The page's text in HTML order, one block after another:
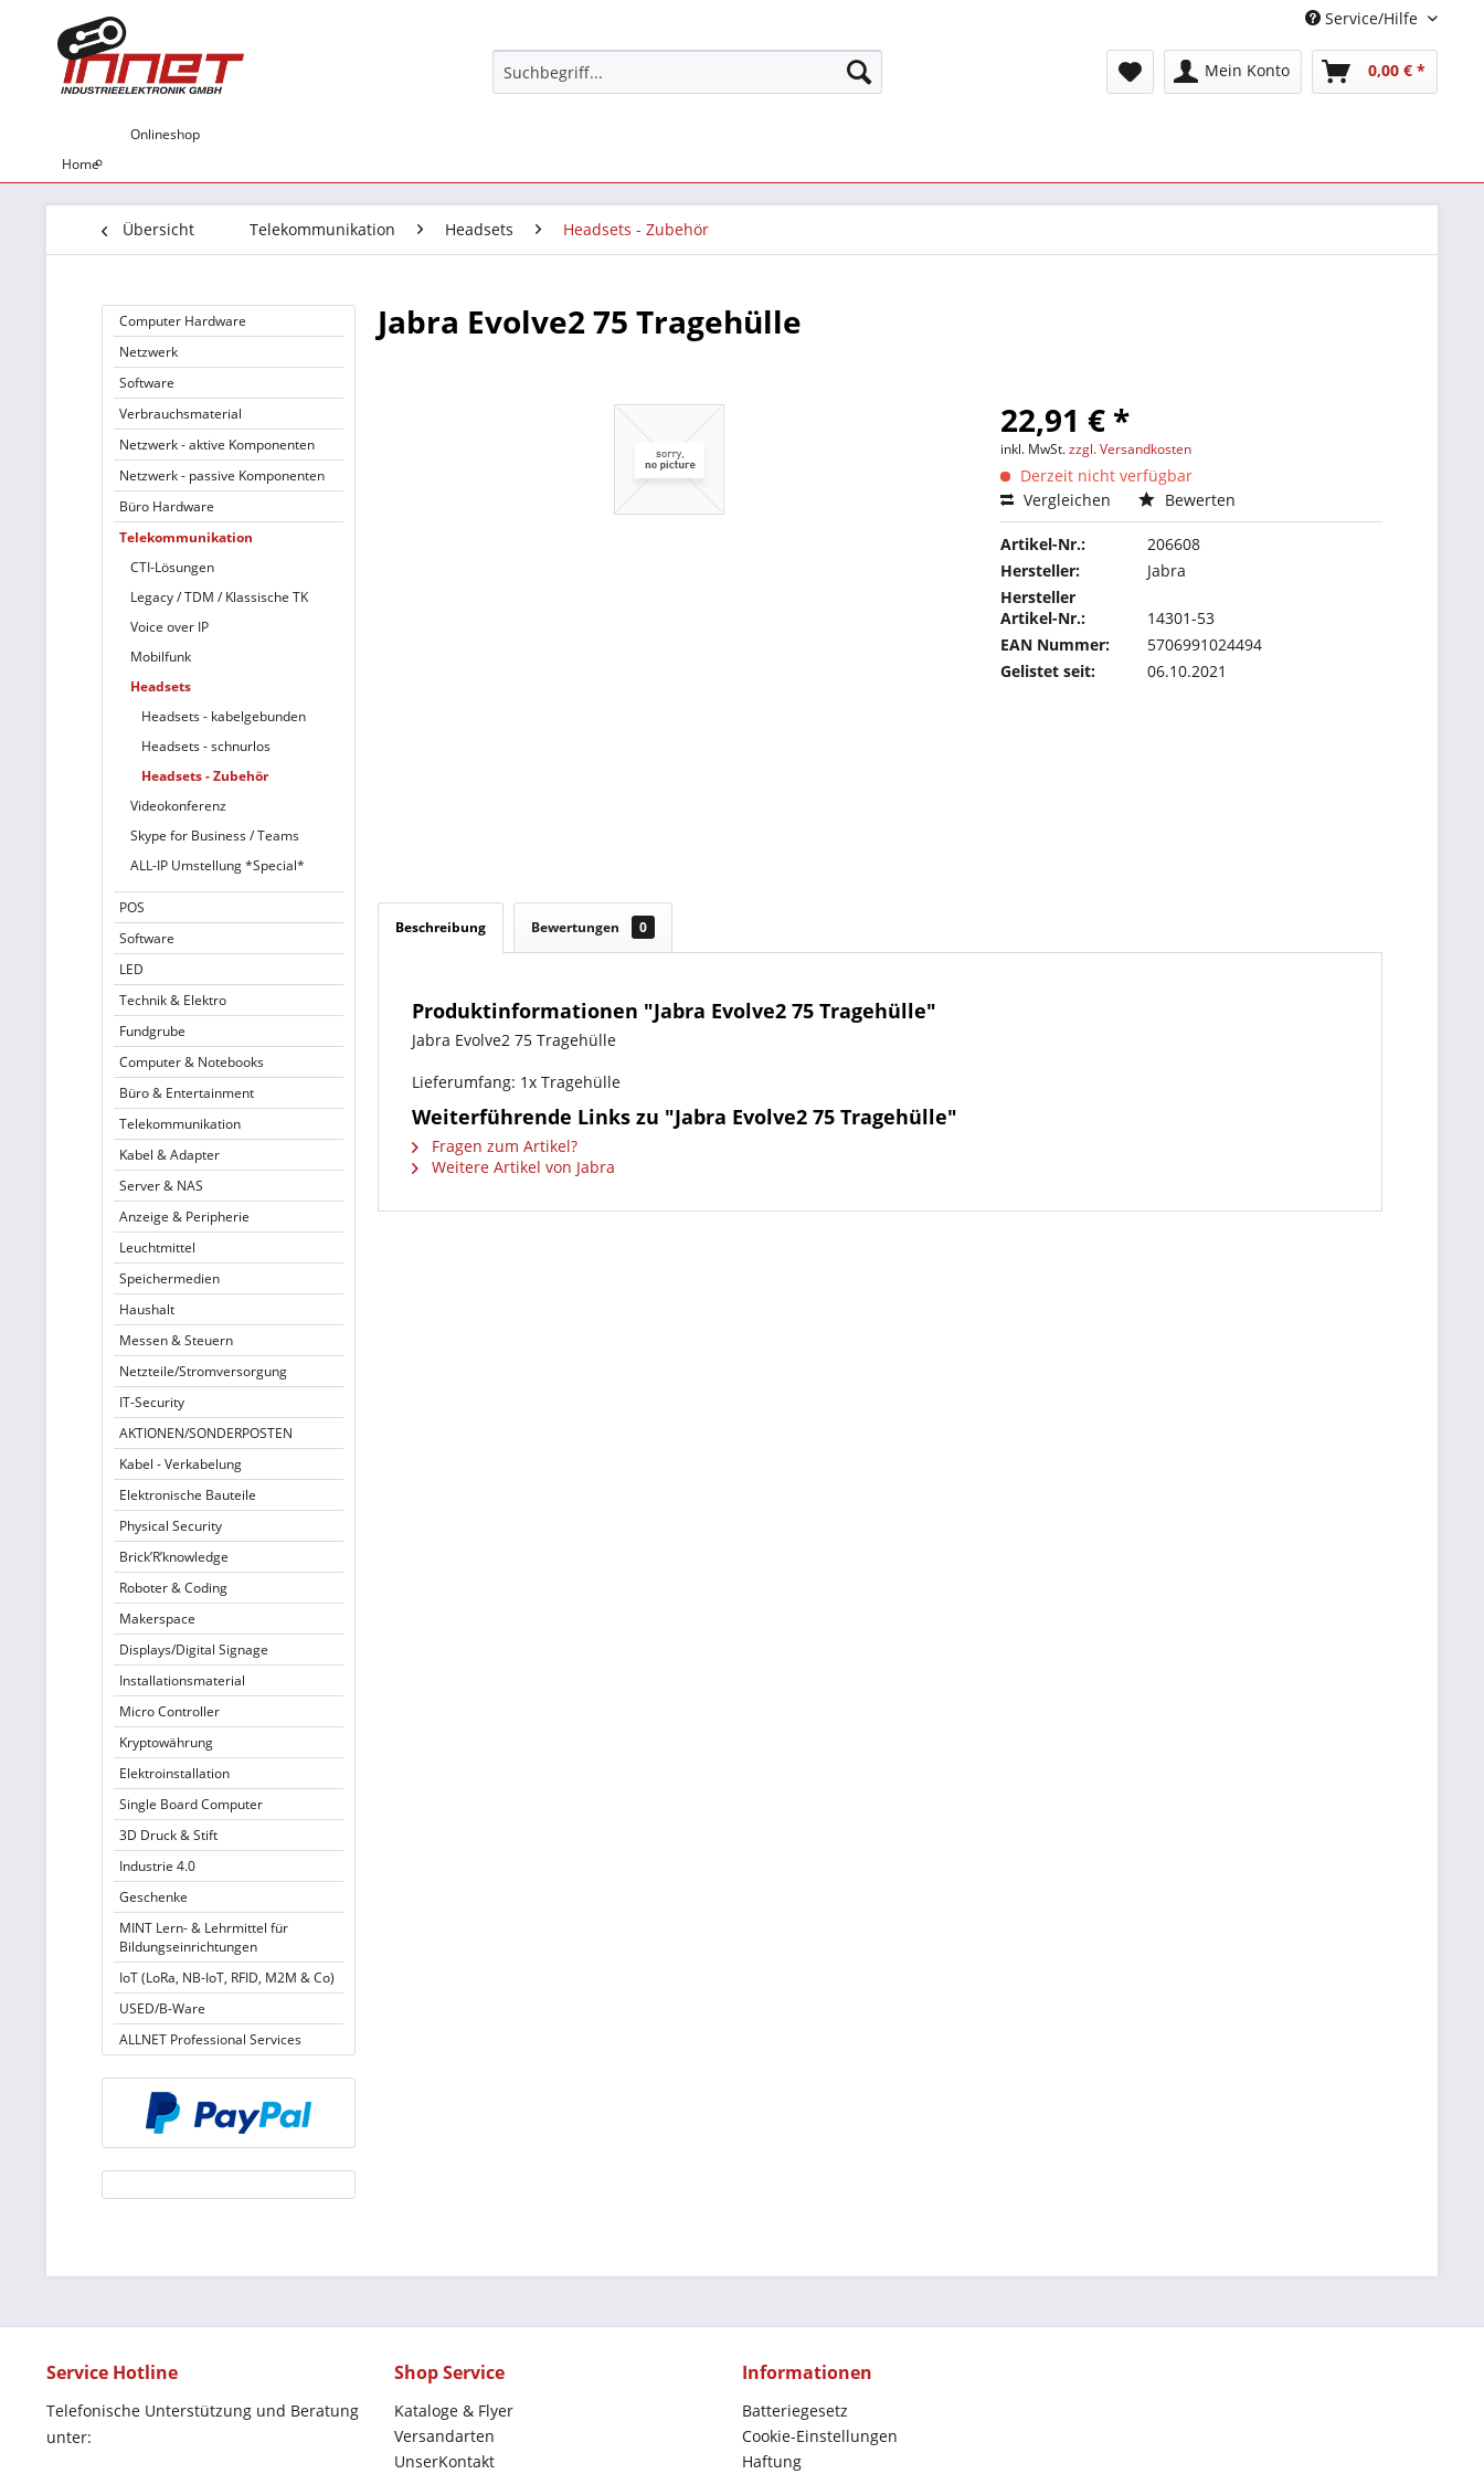
Service/Hilfe
Mein Konto 0,00 € *
Home
Onlineshop
Übersicht Telekommunikation Headsets Headsets - Zubehör
Computer Hardware
Netzwerk
Software
Verbrauchsmaterial
Netzwerk - aktive Komponenten
Netzwerk - passive Komponenten
Büro Hardware
Telekommunikation
CTI-Lösungen
Legacy / TDM / Klassische TK
Voice over IP
Mobilfunk
Headsets
Headsets - kabelgebunden
Headsets - schnurlos
Headsets - Zubehör
Videokonferenz
Skype for Business / Teams
ALL-IP Umstellung *Special*
POS
Software
LED
Technik & Elektro
Fundgrube
Computer & Notebooks
Büro & Entertainment
Telekommunikation
Kabel & Adapter
Server & NAS
Anzeige & Peripherie
Leuchtmittel
Speichermedien
Haushalt
Messen & Steuern
Netzteile/Stromversorgung
IT-Security
AKTIONEN/SONDERPOSTEN
Kabel - Verkabelung
Elektronische Bauteile
Physical Security
Brick’R’knowledge
Roboter & Coding
Makerspace
Displays/Digital Signage
Installationsmaterial
Micro Controller
Kryptowährung
Elektroinstallation
Single Board Computer
3D Druck & Stift
Industrie 4.0
Geschenke
MINT Lern- & Lehrmittel für
Bildungseinrichtungen
IoT (LoRa, NB-IoT, RFID, M2M & Co)
USED/B-Ware
ALLNET Professional Services
Jabra Evolve2 75 Tragehülle
22,91 € *
inkl. MwSt.zzgl. Versandkosten
Derzeit nicht verfügbar
Vergleichen
Bewerten
Artikel-Nr.:
206608
Hersteller:
Jabra
Hersteller
Artikel-Nr.:
14301-53
EAN Nummer:
5706991024494
Gelistet seit:
06.10.2021
Beschreibung Bewertungen 0
Produktinformationen "Jabra Evolve2 75 Tragehülle"
Jabra Evolve2 75 Tragehülle
Lieferumfang: 1x Tragehülle
Weiterführende Links zu "Jabra Evolve2 75 Tragehülle"
Fragen zum Artikel?
Weitere Artikel von Jabra
Service Hotline
Telefonische Unterstützung und Beratung
unter:
Shop Service
Kataloge & Flyer
Versandarten
UnserKontakt
Informationen
Batteriegesetz
Cookie-Einstellungen
Haftung